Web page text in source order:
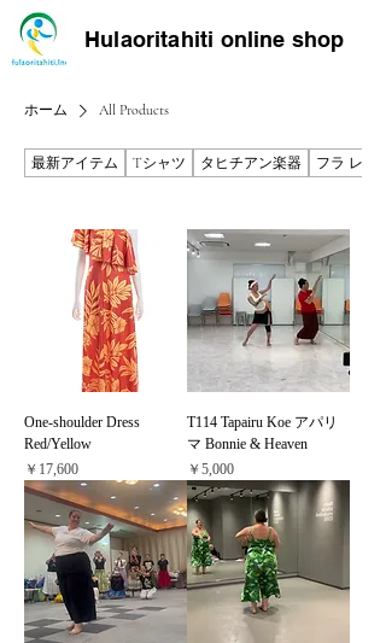
Hulaoritahiti online shop
ホーム All Products
最新アイテム Tシャツ タヒチアン楽器 フラ レッ
One-shoulder Dress
Red/Yellow
価格
￥17,600
T114 Tapairu Koe アパリ
マ Bonnie & Heaven
価格
￥5,000